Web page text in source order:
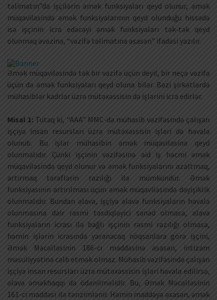
təlimatın”da işçilərin əmək funksiyaları qeyd olunur, əmək
müqaviləsində əmək funksiyalarının qeyd olunduğu hissədə
isə işçinin icra edəcəyi əmək funksiyaları tək-tək qeyd
olunmaq əvəzinə, “vəzifə təlimatına əsasən” ifadəsi yazılır.
Əmək müqaviləsində tək bir vəzifə üçün deyil, bir neçə vəzifə
üçün də əmək funksiyaları qeyd oluna bilər. Bəzi şirkətlərdə
mühasiblər kadrlar üzrə mütəxəssisin də işlərini icra edirlər.
Misal 1: Tutaq ki, “AAA” MMC-də mühasib vəzifəsində çalışan
işçiyə insan resursları üzrə mütəxəssisin işləri də həvalə
olunub. Bu işlər mühasibin əmək müqaviləsinə qeyd
olunmalıdır. Çünki işçinin vəzifəsinə aid iş həcmi əmək
müqaviləsində qeyd olunur və əmək funksiyalarını azaltmaq,
artırmaq tərəflərin razılığı ilə mümkündür. Əmək
funksiyasının artırılması üçün əmək müqaviləsində dəyişiklik
olunmalıdır. Bundan əlavə, işçiyə əlavə funksiyaların həvalə
olunmasına dair rəsmi təsdiqləyici sənəd olmasa, əlavə
funksiyaların icrası ilə bağlı işçinin rəsmi razılığı olmasa,
həmin işlərin icrasında yaranacaq nöqsanlara görə işçini,
Əmək Məcəlləsinin 186-cı maddəsinə əsasən, intizam
məsuliyyətinə cəlb etmək olmaz. Mühasib vəzifəsində çalışan
işçiyə insan resursları üzrə mütəxəssisin işləri həvalə edilirsə,
əlavə əməkhaqqı da ödənilməlidir. Bu, Əmək Məcəlləsinin
161-ci maddəsi ilə tənzimlənir. Həmin maddəyə əsasən, əmək